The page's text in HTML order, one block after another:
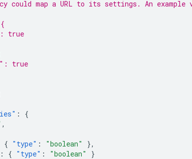
could map a URL to its settings. An example
true
true
:
{
,
{ "type" : "boolean"
},
: { "type" : "boolean"
}